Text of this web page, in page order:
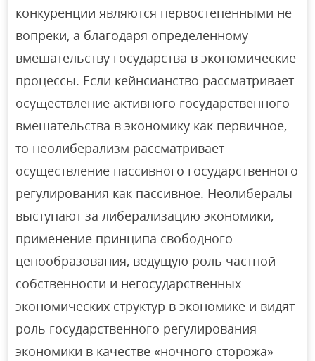
конкуренции являются первостепенными не
вопреки, а благодаря определенному
вмешательству государства в экономические
процессы. Если кейнсианство рассматривает
осуществление активного государственного
вмешательства в экономику как первичное,
то неолиберализм рассматривает
осуществление пассивного государственного
регулирования как пассивное. Неолибералы
выступают за либерализацию экономики,
применение принципа свободного
ценообразования, ведущую роль частной
собственности и негосударственных
экономических структур в экономике и видят
роль государственного регулирования
экономики в качестве «ночного сторожа»